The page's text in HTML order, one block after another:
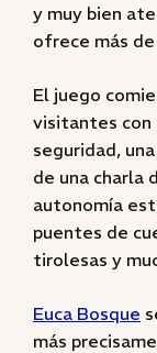
y muy bien
ofrece más
El juego
visitantes con
seguridad,
de una charla
autonomía
puentes de
tirolesas y
Euca Bosque
más